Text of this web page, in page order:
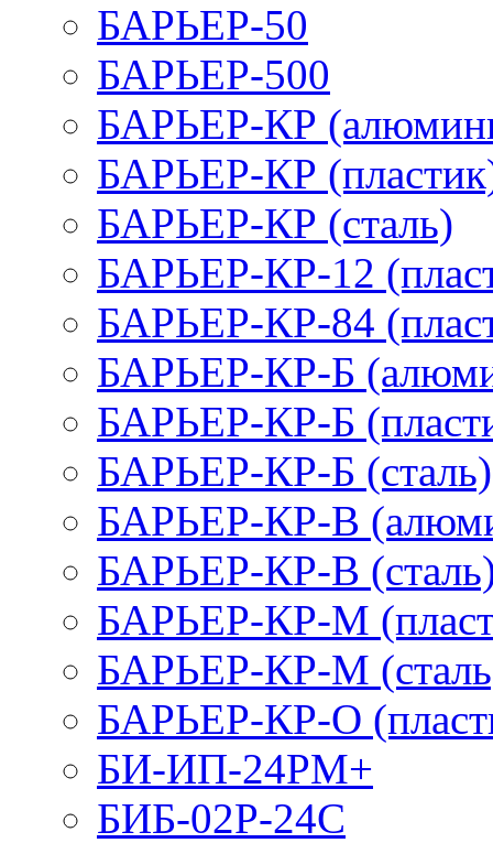
БАРЬЕР-50
БАРЬЕР-500
БАРЬЕР-КР
БАРЬЕР-КР
БАРЬЕР-КР (сталь)
БАРЬЕР-КР-12
БАРЬЕР-КР-84
БАРЬЕР-КР-Б
БАРЬЕР-КР-Б
БАРЬЕР-КР-Б (сталь)
БАРЬЕР-КР-В
БАРЬЕР-КР-В
БАРЬЕР-КР-М
БАРЬЕР-КР-М
БАРЬЕР-КР-О
БИ-ИП-24РМ+
БИБ-02Р-24С